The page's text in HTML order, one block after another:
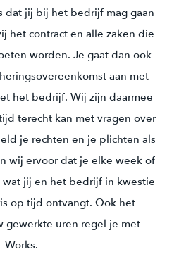
dat jij bij het bedrijf mag gaan
het contract en alle zaken die
worden. Je gaat dan ook
aan met
het bedrijf. Wij zijn daarmee
terecht kan met vragen over
je rechten en je plichten als
wij ervoor dat je elke week of
wat jij en het bedrijf in kwestie
op tijd ontvangt. Ook het
gewerkte uren regel je met
Works.